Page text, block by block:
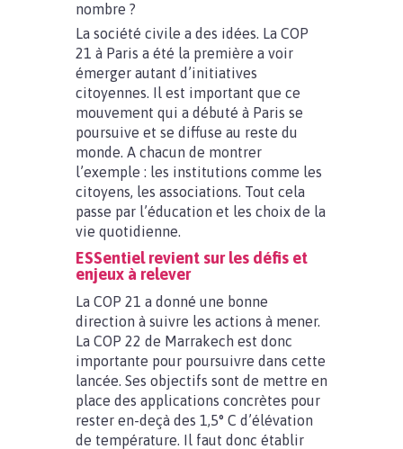
nombre ?
La société civile a des idées. La COP
21 à Paris a été la première a voir
émerger autant d’initiatives
citoyennes. Il est important que ce
mouvement qui a débuté à Paris se
poursuive et se diffuse au reste du
monde. A chacun de montrer
l’exemple : les institutions comme les
citoyens, les associations. Tout cela
passe par l’éducation et les choix de la
vie quotidienne.
ESSentiel revient sur les défis et
enjeux à relever
La COP 21 a donné une bonne
direction à suivre les actions à mener.
La COP 22 de Marrakech est donc
importante pour poursuivre dans cette
lancée. Ses objectifs sont de mettre en
place des applications concrètes pour
rester en-deçà des 1,5° C d’élévation
de température. Il faut donc établir